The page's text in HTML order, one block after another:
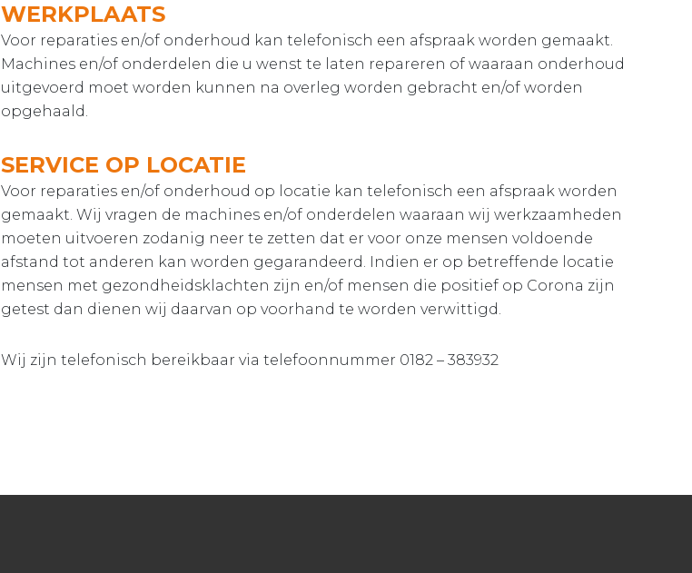
WERKPLAATS
Voor reparaties en/of onderhoud kan telefonisch een afspraak worden gemaakt.
Machines en/of onderdelen die u wenst te laten repareren of waaraan onderhoud
uitgevoerd moet worden kunnen na overleg worden gebracht en/of worden
opgehaald.
SERVICE OP LOCATIE
Voor reparaties en/of onderhoud op locatie kan telefonisch een afspraak worden
gemaakt. Wij vragen de machines en/of onderdelen waaraan wij werkzaamheden
moeten uitvoeren zodanig neer te zetten dat er voor onze mensen voldoende
afstand tot anderen kan worden gegarandeerd. Indien er op betreffende locatie
mensen met gezondheidsklachten zijn en/of mensen die positief op Corona zijn
getest dan dienen wij daarvan op voorhand te worden verwittigd.
Wij zijn telefonisch bereikbaar via telefoonnummer 0182 – 383932